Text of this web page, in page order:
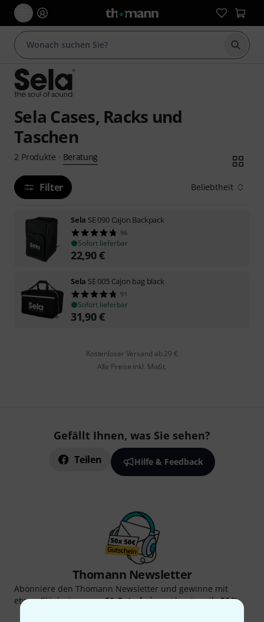
Suche
Sela Cases, Racks und
Taschen
2 Produkte · Beratung
Filter Beliebtheit
Sela SE 090 Cajon Backpack
96
Sofort lieferbar
22,90€
Sela SE 005 Cajon bag black
91
Sofort lieferbar
31,90€
Kostenloser Versand ab 29 €
Alle Preise inkl. MwSt.
Gefällt Ihnen, was Sie sehen?
Teilen Hilfe & Feedback
Thomann Newsletter
Abonniere den Thomann Newsletter und gewinne mit
etwas Glück einen von50 Gutscheinenüber jeweils50€!